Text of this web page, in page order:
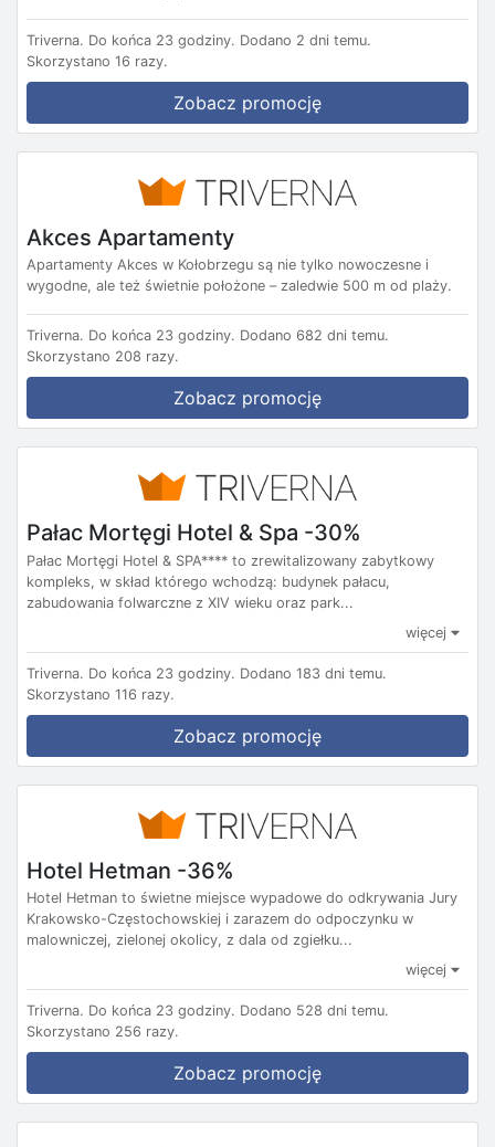
Triverna. Do końca 23 godziny. Dodano 2 dni temu.
Skorzystano 16 razy.
Zobacz promocję
Akces Apartamenty
Apartamenty Akces w Kołobrzegu są nie tylko nowoczesne i
wygodne, ale też świetnie położone – zaledwie 500 m od plaży.
Triverna. Do końca 23 godziny. Dodano 682 dni temu.
Skorzystano 208 razy.
Zobacz promocję
Pałac Mortęgi Hotel & Spa -30%
Pałac Mortęgi Hotel & SPA**** to zrewitalizowany zabytkowy
kompleks, w skład którego wchodzą: budynek pałacu,
zabudowania folwarczne z XIV wieku oraz park...
więcej
Triverna. Do końca 23 godziny. Dodano 183 dni temu.
Skorzystano 116 razy.
Zobacz promocję
Hotel Hetman -36%
Hotel Hetman to świetne miejsce wypadowe do odkrywania Jury
Krakowsko-Częstochowskiej i zarazem do odpoczynku w
malowniczej, zielonej okolicy, z dala od zgiełku...
więcej
Triverna. Do końca 23 godziny. Dodano 528 dni temu.
Skorzystano 256 razy.
Zobacz promocję